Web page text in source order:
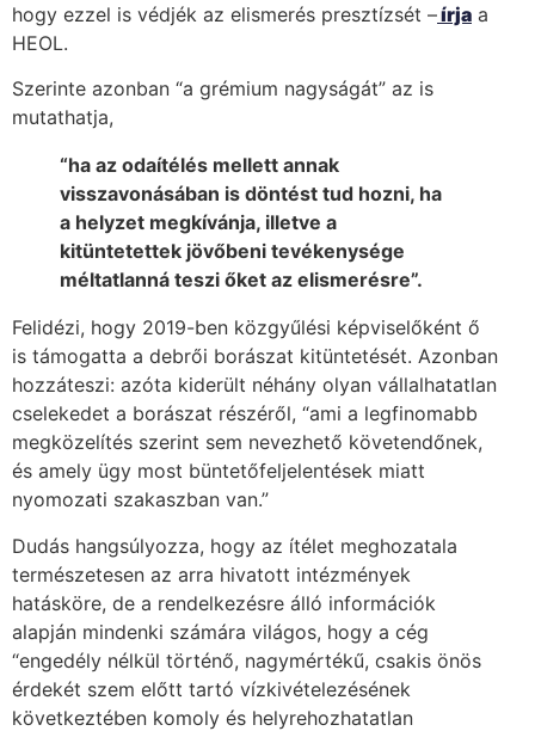
hogy ezzel is védjék az elismerés presztízsét –írja a
HEOL.
Szerinte azonban “a grémium nagyságát” az is
mutathatja,
“ha az odaítélés mellett annak
visszavonásában is döntést tud hozni, ha
a helyzet megkívánja, illetve a
kitüntetettek jövőbeni tevékenysége
méltatlanná teszi őket az elismerésre”.
Felidézi, hogy 2019-ben közgyűlési képviselőként ő
is támogatta a debrői borászat kitüntetését. Azonban
hozzáteszi: azóta kiderült néhány olyan vállalhatatlan
cselekedet a borászat részéről, “ami a legfinomabb
megközelítés szerint sem nevezhető követendőnek,
és amely ügy most büntetőfeljelentések miatt
nyomozati szakaszban van.”
Dudás hangsúlyozza, hogy az ítélet meghozatala
természetesen az arra hivatott intézmények
hatásköre, de a rendelkezésre álló információk
alapján mindenki számára világos, hogy a cég
“engedély nélkül történő, nagymértékű, csakis önös
érdekét szem előtt tartó vízkivételezésének
következtében komoly és helyrehozhatatlan